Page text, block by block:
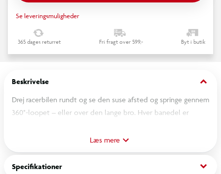
Se leveringsmuligheder
365 dages returret Fri fragt over 599,- Byt i butik
Beskrivelse keyboard_arrow_down
Drej racerbilen rundt og se den suse afsted og springe gennem
360°-loopet – eller over den lange bro. Hver banedel er
arrangere og forbinde sporene. Indeholder en sød
SmartPoint-racer, der spiller 3 sjove syng-med-sange og 6
melodier og har en funktionsknap, der aktiverer sjove
Læs mere
Specifikationer keyboard_arrow_down